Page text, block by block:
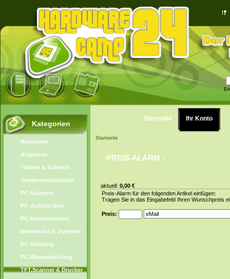
Kategorien
Neuheiten
Angebote
Tablets & Zubehör
Telekommunikation
PC-Systeme
PC-Aufrüst-Sets
PC-Komponenten
Notebooks & Zubehör
PC-Kühlung
PC-Wasserkühlung
TFT,Scanner & Drucker
Startseite Ihr Konto
Startseite
PREIS-ALARM -
aktuell: 0,00 €
Preis-Alarm für den folgenden Artikel einfügen:
Tragen Sie in das Eingabefeld Ihren Wunschpreis
Preis: